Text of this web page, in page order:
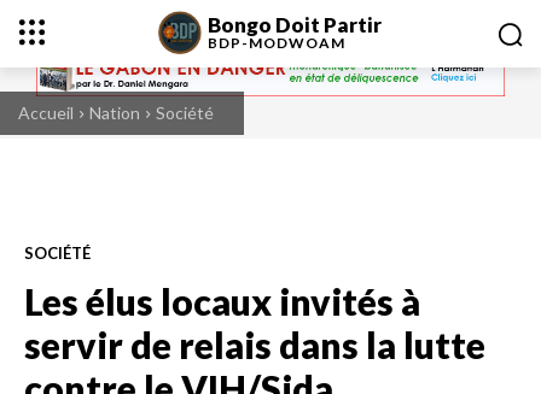
Bongo Doit Partir
BDP-MODWOAM
Accueil Nation Société
SOCIÉTÉ
Les élus locaux invités à
servir de relais dans la lutte